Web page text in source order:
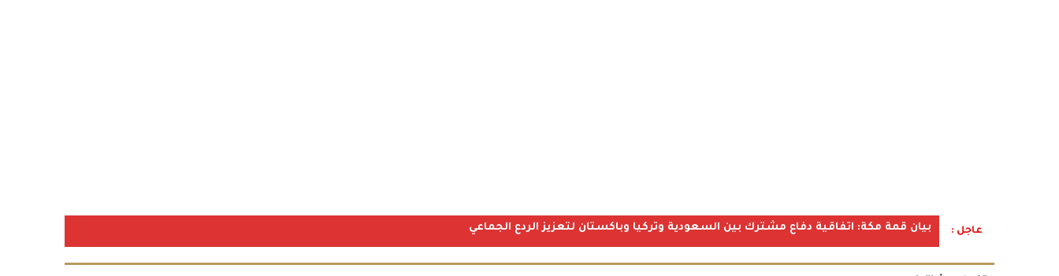
عاجل : بيان قمة مكة: اتفاقية دفاع مشترك بين السعودية وتركيا وباكستان لتعزيز الردع الجماعي